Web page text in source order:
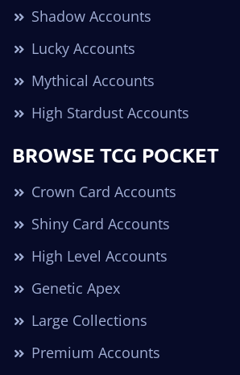
Shadow Accounts
Lucky Accounts
Mythical Accounts
High Stardust Accounts
BROWSE TCG POCKET
Crown Card Accounts
Shiny Card Accounts
High Level Accounts
Genetic Apex
Large Collections
Premium Accounts